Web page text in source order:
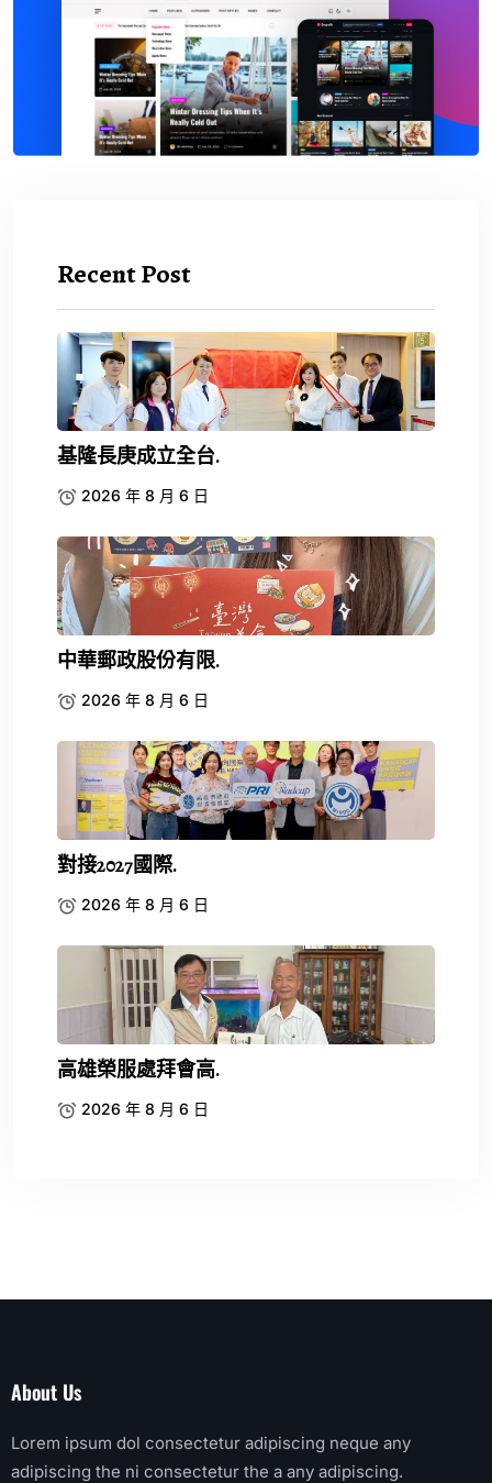
Recent Post
基隆長庚成立全台.
2026 年 8 月 6 日
中華郵政股份有限.
2026 年 8 月 6 日
對接2027國際.
2026 年 8 月 6 日
高雄榮服處拜會高.
2026 年 8 月 6 日
About Us
Lorem ipsum dol consectetur adipiscing neque any
adipiscing the ni consectetur the a any adipiscing.